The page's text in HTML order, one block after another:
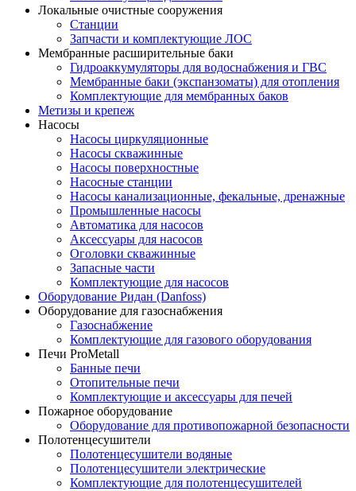
Локальные очистные сооружения
Станции
Запчасти и комплектующие ЛОС
Мембранные расширительные баки
Гидроаккумуляторы для водоснабжения и ГВС
Мембранные баки (экспанзоматы) для отопления
Комплектующие для мембранных баков
Метизы и крепеж
Насосы
Насосы циркуляционные
Насосы скважинные
Насосы поверхностные
Насосные станции
Насосы канализационные, фекальные, дренажные
Промышленные насосы
Автоматика для насосов
Аксессуары для насосов
Оголовки скважинные
Запасные части
Комплектующие для насосов
Оборудование Ридан (Danfoss)
Оборудование для газоснабжения
Газоснабжение
Комплектующие для газового оборудования
Печи ProMetall
Банные печи
Отопительные печи
Комплектующие и аксессуары для печей
Пожарное оборудование
Оборудование для противопожарной безопасности
Полотенцесушители
Полотенцесушители водяные
Полотенцесушители электрические
Комплектующие для полотенцесушителей